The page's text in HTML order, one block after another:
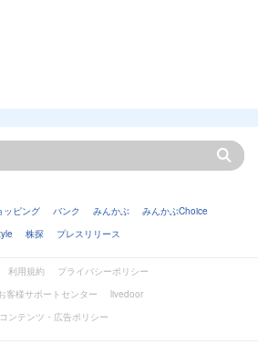
ッピング バンク みんかぶ
みんかぶChoice
株探 プレスリリース
利用規約
プライバシーポリシー
客様サポートセンター
livedoor
コンテンツ・広告ポリシー